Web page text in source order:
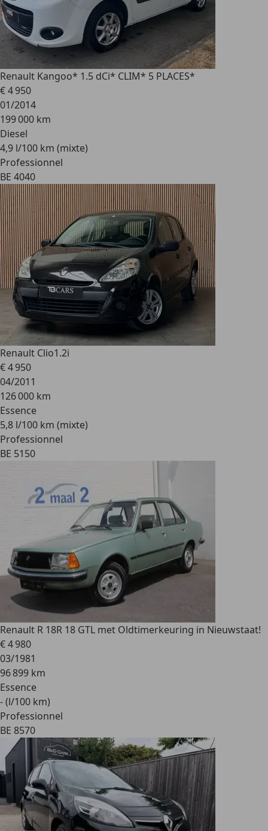
Renault Kangoo* 1.5 dCi* CLIM* 5 PLACES*
€ 4 950
01/2014
199 000 km
Diesel
4,9 l/100 km (mixte)
Professionnel
BE 4040
Renault Clio1.2i
€ 4 950
04/2011
126 000 km
Essence
5,8 l/100 km (mixte)
Professionnel
BE 5150
Renault R 18R 18 GTL met Oldtimerkeuring in Nieuwstaat!
€ 4 980
03/1981
96 899 km
Essence
- (l/100 km)
Professionnel
BE 8570